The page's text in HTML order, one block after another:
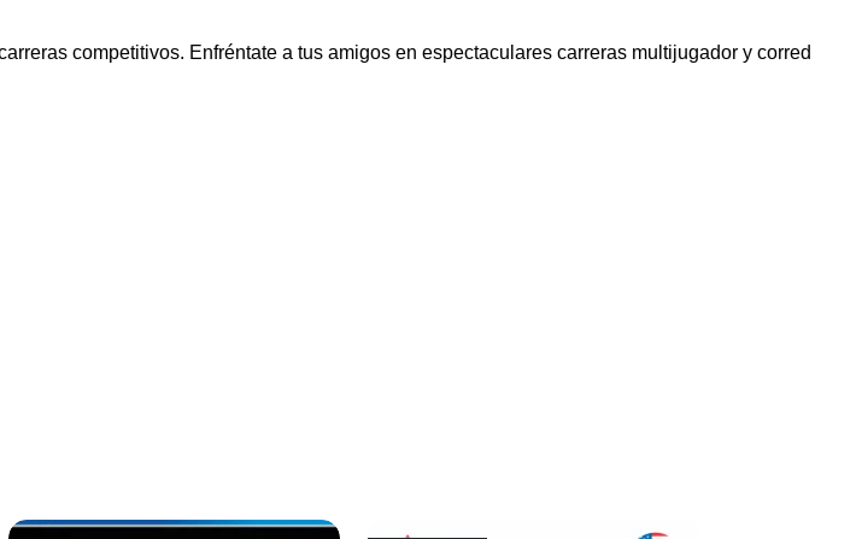
competitivos. Enfréntate a tus amigos en espectaculares carreras multijugador y corred